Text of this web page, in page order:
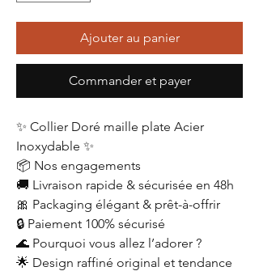
Ajouter au panier
Commander et payer
✨ Collier Doré maille plate Acier
Inoxydable ✨
📦 Nos engagements
🚚 Livraison rapide & sécurisée en 48h
🎀 Packaging élégant & prêt-à-offrir
🔒 Paiement 100% sécurisé
🌊 Pourquoi vous allez l’adorer ?
🌟 Design raffiné original et tendance